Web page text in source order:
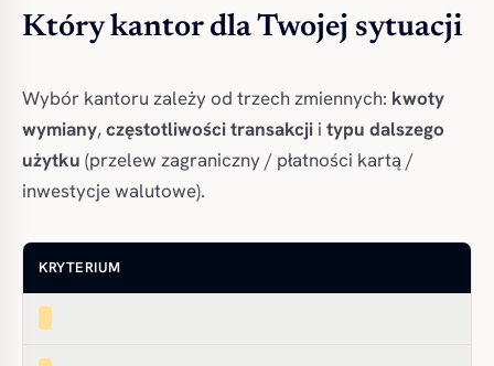
Który kantor dla Twojej sytuacji
Wybór kantoru zależy od trzech zmiennych: kwoty
wymiany,częstotliwości transakcji i typu dalszego
użytku (przelew zagraniczny / płatności kartą /
inwestycje walutowe).
KRYTERIUM